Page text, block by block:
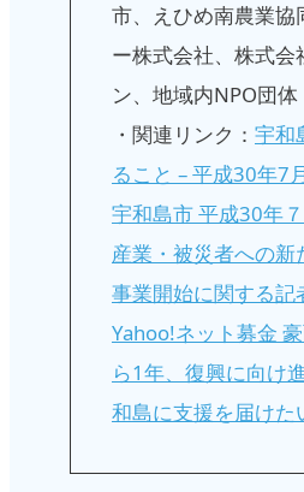
市、えひめ南農業協
ー株式会社、株式会
ン、地域内NPO団体
・関連リンク： 宇和
ること – 平成30年7
宇和島市 平成30年
産業・被災者への新
事業開始に関する記
Yahoo!ネット募金
ら1年、復興に向け
和島に支援を届けた